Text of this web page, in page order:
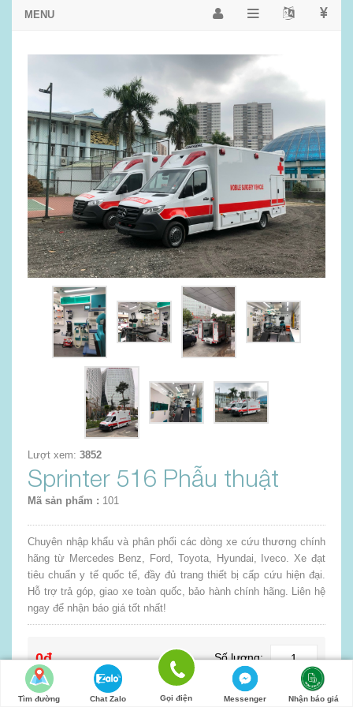
Lượt xem: 3852
Sprinter 516 Phẫu thuật
Mã sản phẩm : 101
Chuyên nhập khẩu và phân phối các dòng xe cứu thương chính
hãng từ Mercedes Benz, Ford, Toyota, Hyundai, Iveco. Xe đạt
tiêu chuẩn y tế quốc tế, đầy đủ trang thiết bị cấp cứu hiện đại.
Hỗ trợ trả góp, giao xe toàn quốc, bảo hành chính hãng. Liên hệ
ngay để nhận báo giá tốt nhất!
0đ Số lượng:
Tìm đường Chat Zalo Gọi điện Messenger Nhận báo giá